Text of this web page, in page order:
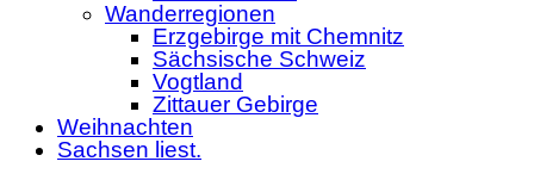
Wanderregionen
Erzgebirge mit Chemnitz
Sächsische Schweiz
Vogtland
Zittauer Gebirge
Weihnachten
Sachsen liest.